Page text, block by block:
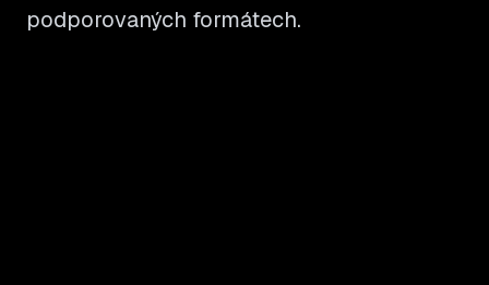
podporovaných formátech.